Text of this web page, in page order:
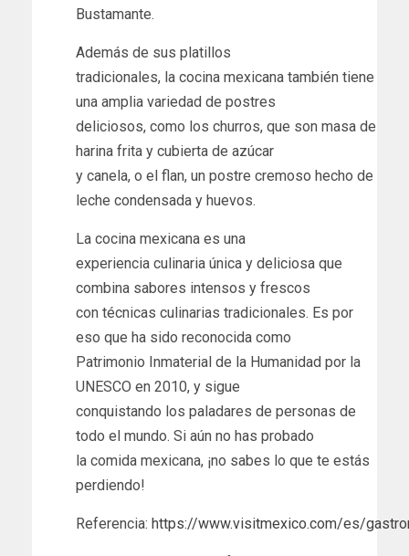
Bustamante.
Además de sus platillos
tradicionales, la cocina mexicana también tiene
una amplia variedad de postres
deliciosos, como los churros, que son masa de
harina frita y cubierta de azúcar
y canela, o el flan, un postre cremoso hecho de
leche condensada y huevos.
La cocina mexicana es una
experiencia culinaria única y deliciosa que
combina sabores intensos y frescos
con técnicas culinarias tradicionales. Es por
eso que ha sido reconocida como
Patrimonio Inmaterial de la Humanidad por la
UNESCO en 2010, y sigue
conquistando los paladares de personas de
todo el mundo. Si aún no has probado
la comida mexicana, ¡no sabes lo que te estás
perdiendo!
Referencia: https://www.visitmexico.com/es/